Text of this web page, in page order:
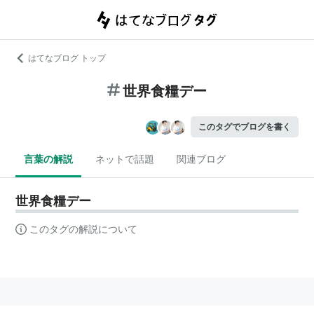
はてなブログ トップ
世界食糧デー
このタグでブログを書く
言葉の解説 ネットで話題 関連ブログ
世界食糧デー
このタグの解説について